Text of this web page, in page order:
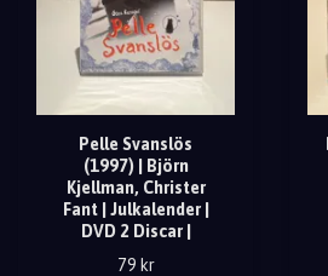
Pelle Svanslös
(1997) | Björn
Kjellman, Christer
Fant | Julkalender |
DVD 2 Discar |
79 kr